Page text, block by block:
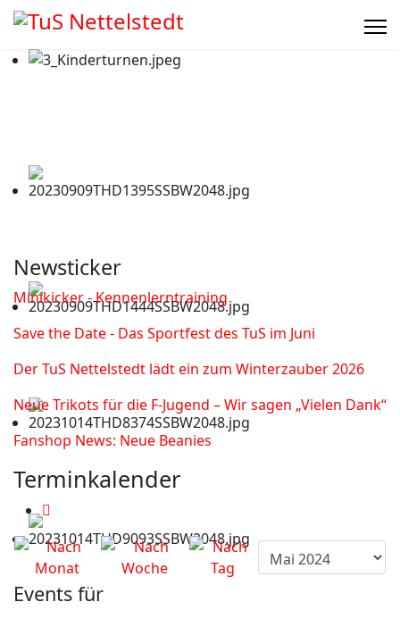
Newsticker
Minikicker - Kennenlerntraining
Save the Date - Das Sportfest des TuS im Juni
Der TuS Nettelstedt lädt ein zum Winterzauber 2026
Neue Trikots für die F-Jugend – Wir sagen „Vielen Dank“
Fanshop News: Neue Beanies
Terminkalender
Events für